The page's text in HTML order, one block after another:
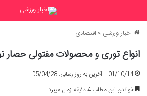
اخبار ورزشی > اقتصادی
انواع توری و محصولات مفتولی حصار
01/10/14
آخرین به روز رسانی: 05/04/28
خواندن این مطلب 4 دقیقه زمان میبرد